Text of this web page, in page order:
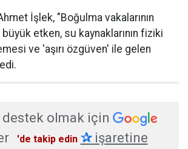
İşlek, "Boğulma vakalarının
etken, su kaynaklarının fiziki
ve 'aşırı özgüven' ile gelen
olmak için
'de takip edin ✰işaretine